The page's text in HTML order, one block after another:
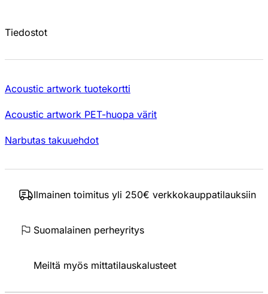
Tiedostot
Acoustic artwork tuotekortti
Acoustic artwork PET-huopa värit
Narbutas takuuehdot
Ilmainen toimitus yli 250€ verkkokauppatilauksiin
Suomalainen perheyritys
Meiltä myös mittatilauskalusteet